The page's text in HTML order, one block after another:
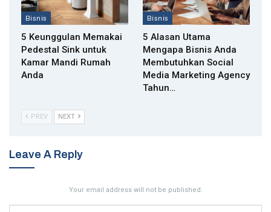
Bisnis
5 Keunggulan Memakai
Pedestal Sink untuk
Kamar Mandi Rumah
Anda
Bisnis
5 Alasan Utama
Mengapa Bisnis Anda
Membutuhkan Social
Media Marketing Agency
Tahun…
PREV NEXT
Leave A Reply
Your email address will not be published.